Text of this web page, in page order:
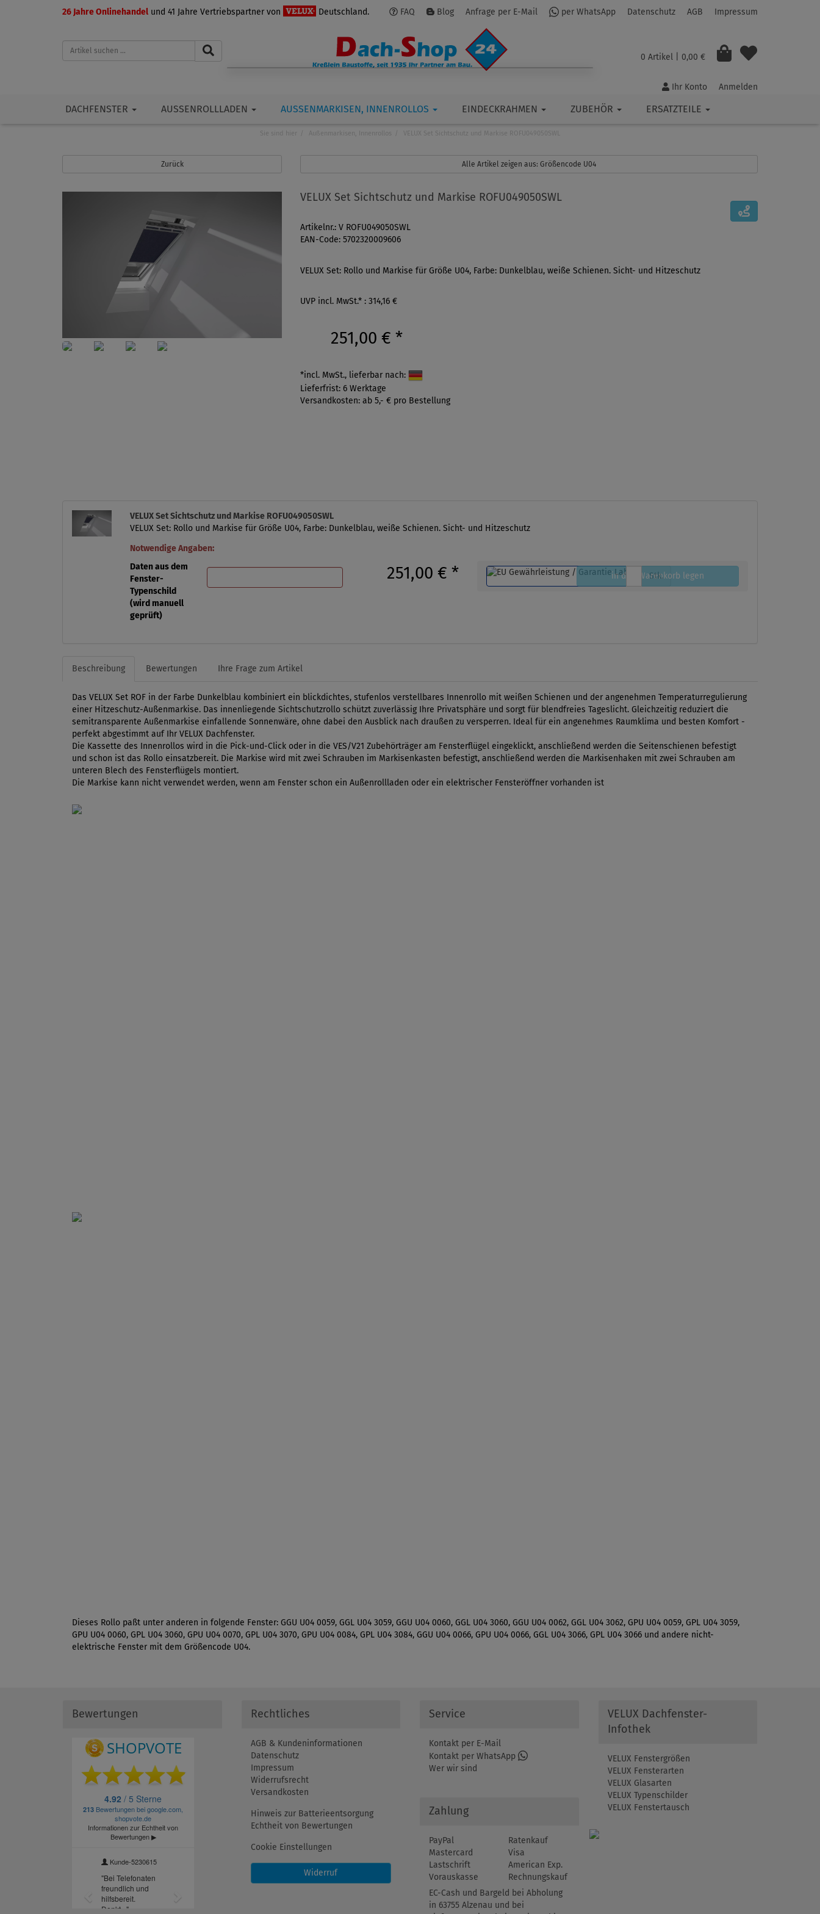
26 Jahre Onlinehandel und 41 Jahre Vertriebspartner von Deutschland. FAQ Blog Anfrage per E-Mail per WhatsApp Datenschutz AGB Impressum
0 Artikel | 0,00 €
Ihr Konto Anmelden
DACHFENSTER AUSSENROLLLADEN AUSSENMARKISEN, INNENROLLOS EINDECKRAHMEN ZUBEHÖR ERSATZTEILE
Sie sind hier Außenmarkisen, Innenrollos VELUX Set Sichtschutz und Markise ROFU049050SWL
Zurück Alle Artikel zeigen aus: Größencode U04
VELUX Set Sichtschutz und Markise ROFU049050SWL
Artikelnr.: V ROFU049050SWL
EAN-Code: 5702320009606
VELUX Set: Rollo und Markise für Größe U04, Farbe: Dunkelblau, weiße Schienen. Sicht- und Hitzeschutz
UVP incl. MwSt.* : 314,16 €
251,00 € *
*incl. MwSt., lieferbar nach:
Lieferfrist: 6 Werktage
Versandkosten: ab 5,- € pro Bestellung
VELUX Set Sichtschutz und Markise ROFU049050SWL
VELUX Set: Rollo und Markise für Größe U04, Farbe: Dunkelblau, weiße Schienen. Sicht- und Hitzeschutz
Notwendige Angaben:
Daten aus dem
Fenster-
Typenschild
(wird manuell
geprüft)
251,00 € * Stk.
in den Warenkorb legen
Beschreibung Bewertungen Ihre Frage zum Artikel
Das VELUX Set ROF in der Farbe Dunkelblau kombiniert ein blickdichtes, stufenlos verstellbares Innenrollo mit weißen Schienen und der angenehmen Temperaturregulierung
einer Hitzeschutz-Außenmarkise. Das innenliegende Sichtschutzrollo schützt zuverlässig Ihre Privatsphäre und sorgt für blendfreies Tageslicht. Gleichzeitig reduziert die
semitransparente Außenmarkise einfallende Sonnenwäre, ohne dabei den Ausblick nach draußen zu versperren. Ideal für ein angenehmes Raumklima und besten Komfort -
perfekt abgestimmt auf Ihr VELUX Dachfenster.
Die Kassette des Innenrollos wird in die Pick-und-Click oder in die VES/V21 Zubehörträger am Fensterflügel eingeklickt, anschließend werden die Seitenschienen befestigt
und schon ist das Rollo einsatzbereit. Die Markise wird mit zwei Schrauben im Markisenkasten befestigt, anschließend werden die Markisenhaken mit zwei Schrauben am
unteren Blech des Fensterflügels montiert.
Die Markise kann nicht verwendet werden, wenn am Fenster schon ein Außenrollladen oder ein elektrischer Fensteröffner vorhanden ist
Dieses Rollo paßt unter anderen in folgende Fenster: GGU U04 0059, GGL U04 3059, GGU U04 0060, GGL U04 3060, GGU U04 0062, GGL U04 3062, GPU U04 0059, GPL U04 3059,
GPU U04 0060, GPL U04 3060, GPU U04 0070, GPL U04 3070, GPU U04 0084, GPL U04 3084, GGU U04 0066, GPU U04 0066, GGL U04 3066, GPL U04 3066 und andere nicht-
elektrische Fenster mit dem Größencode U04.
Bewertungen Rechtliches
AGB & Kundeninformationen
Datenschutz
Impressum
Widerrufsrecht
Versandkosten
Hinweis zur Batterieentsorgung
Echtheit von Bewertungen
Cookie Einstellungen
Widerruf
Service
Kontakt per E-Mail
Kontakt per WhatsApp
Wer wir sind
Zahlung
PayPal
Ratenkauf
Mastercard
Visa
Lastschrift
American Exp.
Vorauskasse
Rechnungskauf
EC-Cash und Bargeld bei Abholung
in 63755 Alzenau und bei
VELUX Dachfenster-
Infothek
VELUX Fenstergrößen
VELUX Fensterarten
VELUX Glasarten
VELUX Typenschilder
VELUX Fenstertausch